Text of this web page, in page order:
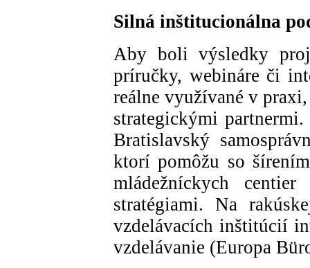
Silná inštitucionálna
Aby boli výsledky
príručky, webináre či
reálne využívané v
strategickými
Bratislavský
ktorí pomôžu so
mládežníckych
stratégiami. Na
vzdelávacích inštitúcií
vzdelávanie (Europa